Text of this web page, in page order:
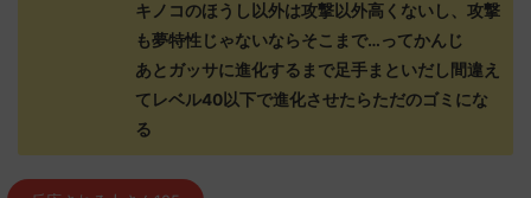
キノコのほうし以外は攻撃以外高くないし、攻撃
も夢特性じゃないならそこまで…ってかんじ
あとガッサに進化するまで足手まといだし間違え
てレベル40以下で進化させたらただのゴミにな
る